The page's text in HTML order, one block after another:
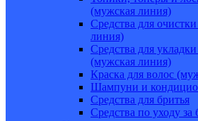
(мужская линия)
Средства для
линия)
Средства для
(мужская линия)
Краска для волос
Шампуни и
Средства для бритья
Средства по уходу